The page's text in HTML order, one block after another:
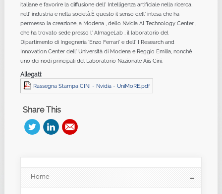
italiane e favorire la diffusione dell' Intelligenza artificiale nella ricerca,
nell' industria e nella società.È questo il senso dell' intesa che ha
permesso la creazione, a Modena , dello Nvidia AI Technology Center ,
che ha trovato sede presso l' AImageLab , il laboratorio del
Dipartimento di Ingegneria 'Enzo Ferrari' e dell' I Research and
Innovation Center dell' Università di Modena e Reggio Emilia, nonché
uno dei nodi principali del Laboratorio Nazionale Aiis Cini.
Allegati:
Rassegna Stampa CINI - Nvidia - UniMoRE.pdf
Share This
Home